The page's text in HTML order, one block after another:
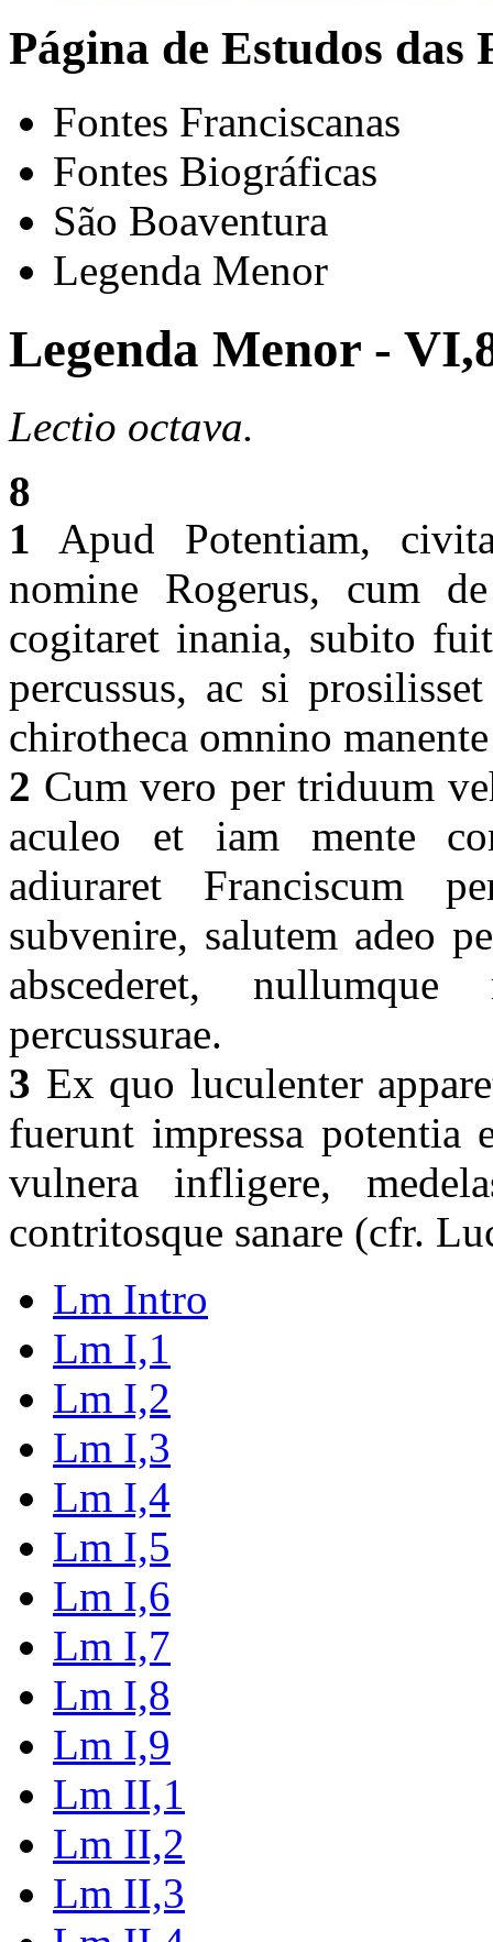
Página de Estudos das
Fontes Franciscanas
Fontes Biográficas
São Boaventura
Legenda Menor
Legenda Menor -
Lectio octava.
8
1 Apud Potentiam,
nomine Rogerus, cum
cogitaret inania, subito
percussus, ac si
chirotheca omnino
2 Cum vero per triduum
aculeo et iam mente
adiuraret Franciscum
subvenire, salutem adeo
abscederet,
percussurae.
3 Ex quo luculenter
fuerunt impressa potentia
vulnera infligere,
contritosque sanare (cfr.
Lm Intro
Lm I,1
Lm I,2
Lm I,3
Lm I,4
Lm I,5
Lm I,6
Lm I,7
Lm I,8
Lm I,9
Lm II,1
Lm II,2
Lm II,3